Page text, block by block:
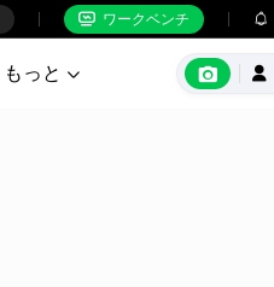
 ワークベンチ 
もっと   